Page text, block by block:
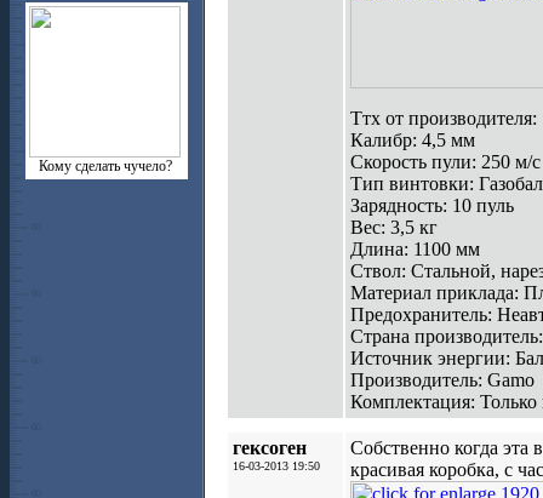
Кому сделать чучело?
Ттх от производителя:
Калибр: 4,5 мм
Cкорость пули: 250 м/с
Тип винтовки:
Зарядность: 10 пуль
Вес: 3,5 кг
Длина: 1100 мм
Ствол: Стальной,
Материал приклада:
Предохранитель:
Страна
Источник энергии:
Производитель: Gamo
Комплектация: Только
гексоген
16-03-2013 19:50
Собственно когда эта
красивая коробка, с